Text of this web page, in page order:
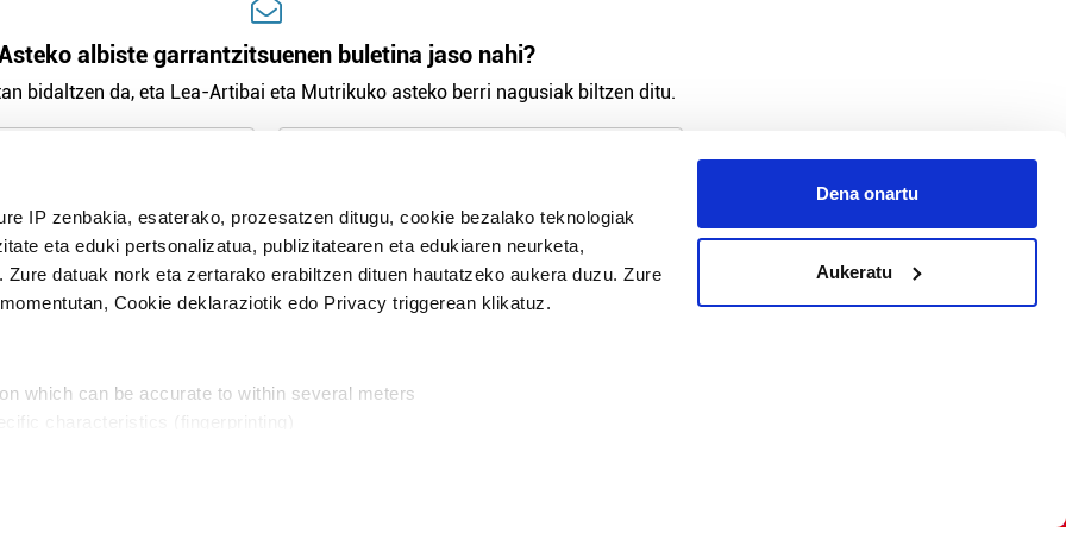
IP zenbakia, esaterako, prozesatzen ditugu, cookie bezalako teknologiak
eta eduki pertsonalizatua, publizitatearen eta edukiaren neurketa,
datuak nork eta zertarako erabiltzen dituen hautatzeko aukera duzu. Zure
Cookie deklaraziotik edo Privacy triggerean klikatuz.
which can be accurate to within several meters
Dena onartu
Aukeratu
albiste garrantzitsuenen buletina jaso nahi?
bidaltzen da, eta Lea-Artibai eta Mutrikuko asteko berri nagusiak biltzen ditu.
Harpidetu
modu librean kontatzea da gure eginkizuna. Horretarako zure ekarpena